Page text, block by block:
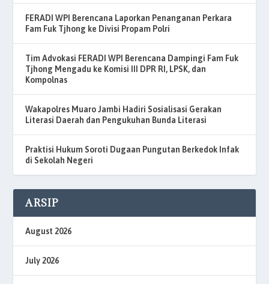
FERADI WPI Berencana Laporkan Penanganan Perkara
Fam Fuk Tjhong ke Divisi Propam Polri
Tim Advokasi FERADI WPI Berencana Dampingi Fam Fuk
Tjhong Mengadu ke Komisi III DPR RI, LPSK, dan
Kompolnas
Wakapolres Muaro Jambi Hadiri Sosialisasi Gerakan
Literasi Daerah dan Pengukuhan Bunda Literasi
Praktisi Hukum Soroti Dugaan Pungutan Berkedok Infak
di Sekolah Negeri
ARSIP
August 2026
July 2026